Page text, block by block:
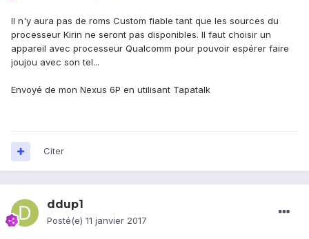
Il n'y aura pas de roms Custom fiable tant que les sources du
processeur Kirin ne seront pas disponibles. Il faut choisir un
appareil avec processeur Qualcomm pour pouvoir espérer faire
joujou avec son tel...
Envoyé de mon Nexus 6P en utilisant Tapatalk
Citer
ddup1
Posté(e) 11 janvier 2017